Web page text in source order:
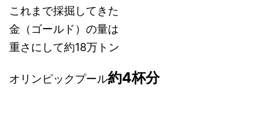
これまで採掘してきた
金（ゴールド）の量は
重さにして約18万トン
オリンピックプール約4杯分